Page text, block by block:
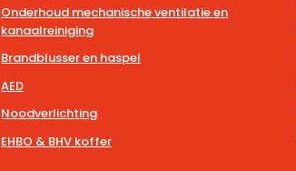
Onderhoud mechanische ventilatie en
kanaalreiniging
Brandblusser en haspel
AED
Noodverlichting
EHBO & BHV koffer